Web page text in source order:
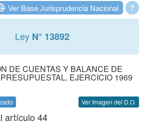
?
Ver Base Jurisprudencia Nacional
Ley N° 13892
DE CUENTAS Y BALANCE DE
EJERCICIO 1969
Ver Imagen del D.O.
artículo 44